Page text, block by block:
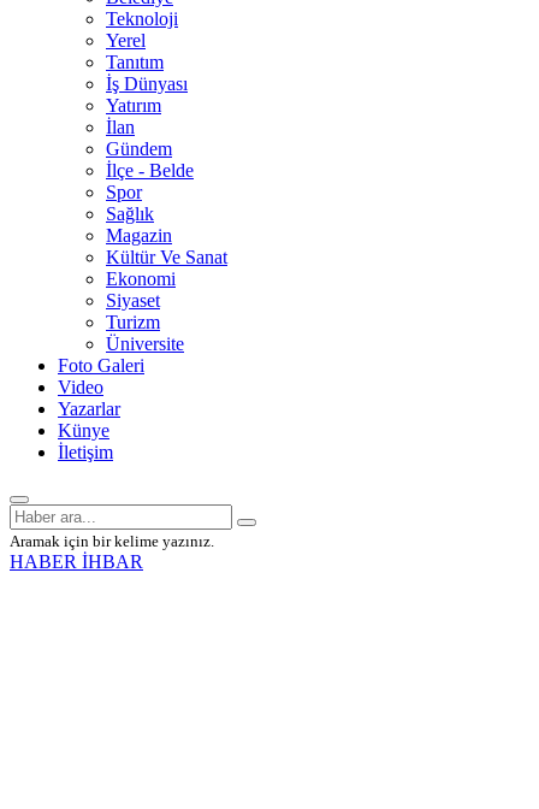
Teknoloji
Yerel
Tanıtım
İş Dünyası
Yatırım
İlan
Gündem
İlçe - Belde
Spor
Sağlık
Magazin
Kültür Ve Sanat
Ekonomi
Siyaset
Turizm
Üniversite
Foto Galeri
Video
Yazarlar
Künye
İletişim
Aramak için bir kelime yazınız.
HABER İHBAR